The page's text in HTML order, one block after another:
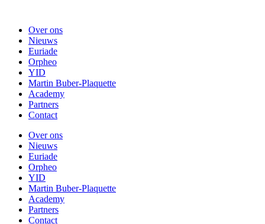
Over ons
Nieuws
Euriade
Orpheo
YID
Martin Buber-Plaquette
Academy
Partners
Contact
Over ons
Nieuws
Euriade
Orpheo
YID
Martin Buber-Plaquette
Academy
Partners
Contact